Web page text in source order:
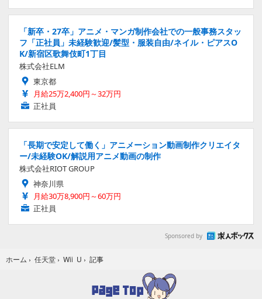
「新卒・27卒」アニメ・マンガ制作会社での一般事務スタッ
フ「正社員」未経験歓迎/髪型・服装自由/ネイル・ピアスO
K/新宿区歌舞伎町1丁目
株式会社ELM
東京都
月給25万2,400円～32万円
正社員
「長期で安定して働く」アニメーション動画制作クリエイタ
ー/未経験OK/解説用アニメ動画の制作
株式会社RIOT GROUP
神奈川県
月給30万8,900円～60万円
正社員
Sponsored by
ホーム › 任天堂 › Wii U › 記事